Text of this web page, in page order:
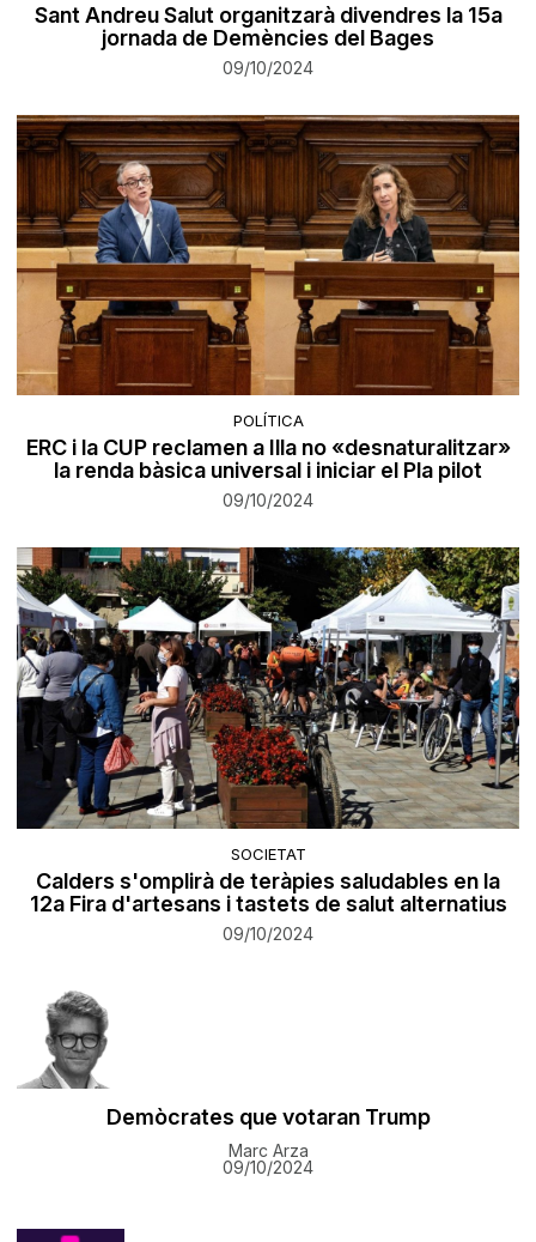
Sant Andreu Salut organitzarà divendres la 15a
jornada de Demències del Bages
09/10/2024
POLÍTICA
ERC i la CUP reclamen a Illa no «desnaturalitzar»
la renda bàsica universal i iniciar el Pla pilot
09/10/2024
SOCIETAT
Calders s'omplirà de teràpies saludables en la
12a Fira d'artesans i tastets de salut alternatius
09/10/2024
Demòcrates que votaran Trump
Marc Arza
09/10/2024